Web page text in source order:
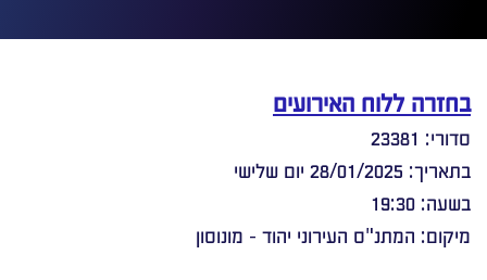
בחזרה ללוח האירועים
סדורי: 23381
בתאריך: 28/01/2025 יום שלישי
בשעה: 19:30
מיקום: המתנ"ס העירוני יהוד - מונוסון